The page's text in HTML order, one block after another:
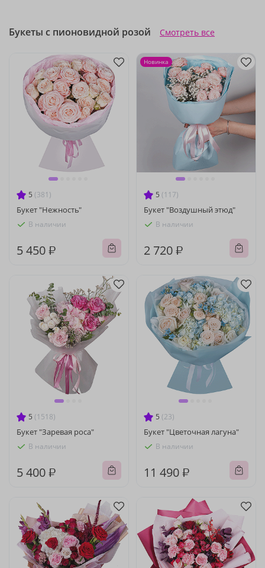
Букеты с пионовидной розой Смотреть все
5 (381)
Букет "Нежность"
В наличии
5 450 ₽
5 (117)
Букет "Воздушный этюд"
В наличии
2 720 ₽
Новинка
5 (1518)
Букет "Заревая роса"
В наличии
5 400 ₽
5 (23)
Букет "Цветочная лагуна"
В наличии
11 490 ₽